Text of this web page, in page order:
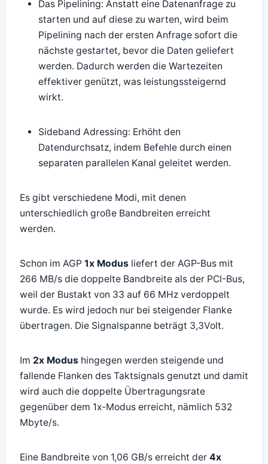
Das Pipelining: Anstatt eine Datenanfrage zu
starten und auf diese zu warten, wird beim
Pipelining nach der ersten Anfrage sofort die
nächste gestartet, bevor die Daten geliefert
werden. Dadurch werden die Wartezeiten
effektiver genützt, was leistungssteigernd
wirkt.
Sideband Adressing: Erhöht den
Datendurchsatz, indem Befehle durch einen
separaten parallelen Kanal geleitet werden.
Es gibt verschiedene Modi, mit denen
unterschiedlich große Bandbreiten erreicht
werden.
Schon im AGP 1x Modus liefert der AGP-Bus mit
266 MB/s die doppelte Bandbreite als der PCI-Bus,
weil der Bustakt von 33 auf 66 MHz verdoppelt
wurde. Es wird jedoch nur bei steigender Flanke
übertragen. Die Signalspanne beträgt 3,3Volt.
Im 2x Modus hingegen werden steigende und
fallende Flanken des Taktsignals genutzt und damit
wird auch die doppelte Übertragungsrate
gegenüber dem 1x-Modus erreicht, nämlich 532
Mbyte/s.
Eine Bandbreite von 1,06 GB/s erreicht der 4x